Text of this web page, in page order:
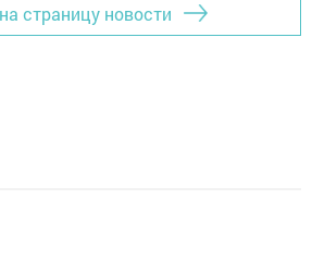
страницу новости